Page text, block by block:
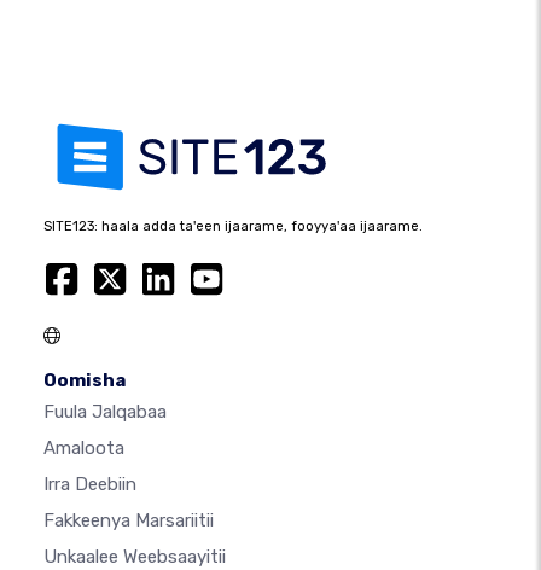
SITE123: haala adda ta'een ijaarame, fooyya'aa ijaarame.
Oomisha
Fuula Jalqabaa
Amaloota
Irra Deebiin
Fakkeenya Marsariitii
Unkaalee Weebsaayitii